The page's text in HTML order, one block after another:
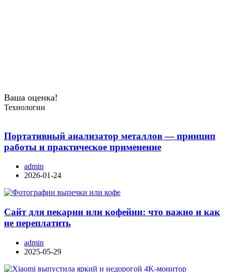
Ваша оценка!
Технологии
Портативный анализатор металлов — принцип
работы и практическое применение
admin
2026-01-24
Сайт для пекарни или кофейни: что важно и как
не переплатить
admin
2025-05-29